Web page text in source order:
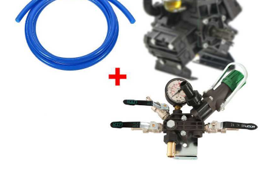
Tragbare Powerstationen
Traktor-Heckenscheren mit Ausleger
Umfüllpumpen
Vogelscheuchen - Vogelabwehr
JOLLY ITALIA
KAAZ
Karcher